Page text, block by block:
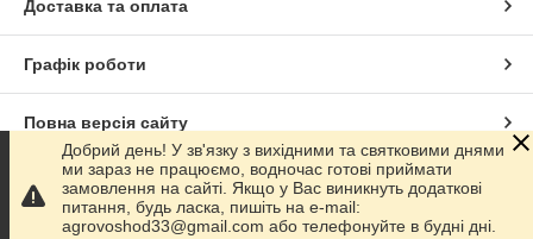
Доставка та оплата
Графік роботи
Повна версія сайту
Сайт створено на маркетплейсіProm.ua
Добрий день! У зв'язку з вихідними та святковими днями
ми зараз не працюємо, водночас готові приймати
замовлення на сайті. Якщо у Вас виникнуть додаткові
питання, будь ласка, пишіть на e-mail:
agrovoshod33@gmail.com або телефонуйте в будні дні.